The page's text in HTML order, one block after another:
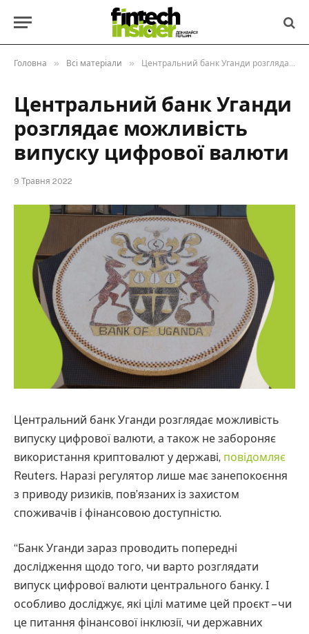
Головна » Всі матеріали » Центральний банк Уганди розглядає можливість випуску цифрової валюти
Центральний банк Уганди
розглядає можливість
випуску цифрової валюти
9 Травня 2022
Центральний банк Уганди розглядає можливість
випуску цифрової валюти, а також не забороняє
використання криптовалют у державі, повідомляє
Reuters. Наразі регулятор лише має занепокоєння
з приводу ризиків, пов’язаних із захистом
споживачів і фінансовою доступністю.
“Банк Уганди зараз проводить попередні
дослідження щодо того, чи варто розглядати
випуск цифрової валюти центрального банку. І
особливо досліджує, які цілі матиме цей проєкт – чи
це питання фінансової інклюзії, чи державних